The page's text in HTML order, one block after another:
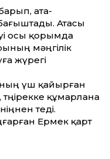
ата-
Атасы
осы қорымда
мәңгілік
жүрегі
үш қайырған
құмарлана
өтеді.
Ермек қарт